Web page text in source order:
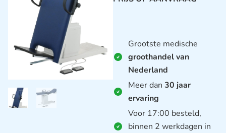
Grootste medische
groothandel van
Nederland
Meer dan 30 jaar
ervaring
Voor 17:00 besteld,
binnen 2 werkdagen in